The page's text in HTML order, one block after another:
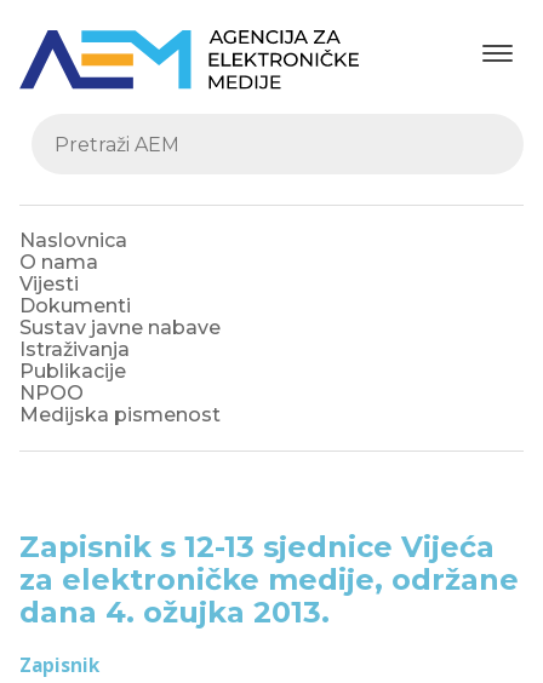
Naslovnica
O nama
Vijesti
Dokumenti
Sustav javne nabave
Istraživanja
Publikacije
NPOO
Medijska pismenost
Zapisnik s 12-13 sjednice Vijeća
za elektroničke medije, održane
dana 4. ožujka 2013.
Zapisnik